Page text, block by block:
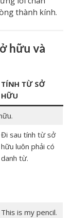
thành kính.
hữu và
TÍNH TỪ SỞ
HỮU
Đi sau tính từ sở
hữu luôn phải có
danh từ.
This is my pencil.